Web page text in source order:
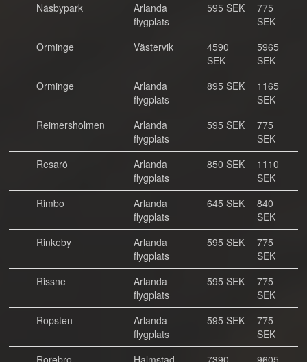
Näsbypark
Arlanda
flygplats
595 SEK
775
SEK
Orminge
Västervik
4590
SEK
5965
SEK
Orminge
Arlanda
flygplats
895 SEK
1165
SEK
Reimersholmen
Arlanda
flygplats
595 SEK
775
SEK
Resarö
Arlanda
flygplats
850 SEK
1110
SEK
Rimbo
Arlanda
flygplats
645 SEK
840
SEK
Rinkeby
Arlanda
flygplats
595 SEK
775
SEK
Rissne
Arlanda
flygplats
595 SEK
775
SEK
Ropsten
Arlanda
flygplats
595 SEK
775
SEK
Rorebro
Halmstad 7390 9605